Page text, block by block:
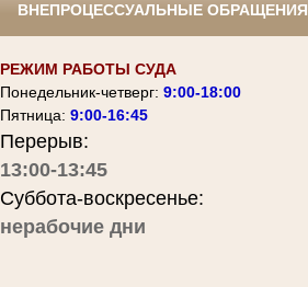
ВНЕПРОЦЕССУАЛЬНЫЕ ОБРАЩЕНИЯ
РЕЖИМ РАБОТЫ СУДА
Понедельник-четверг: 9:00-18:00
Пятница: 9:00-16:45
Перерыв:
13:00-13:45
Суббота-воскресенье:
нерабочие дни